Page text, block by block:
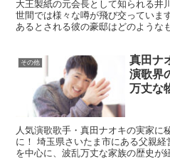
大王製紙の元会長として知られる井
世間では様々な噂が飛び交っていま
あるとされる彼の豪邸はどのような
その他
真田ナ
演歌界
万丈な
人気演歌歌手・真田ナオキの実家に
に！ 埼玉県さいたま市にある父親経
を中心に、波乱万丈な家族の歴史が